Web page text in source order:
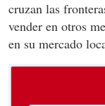
cruzan las
vender en otros
en su mercado